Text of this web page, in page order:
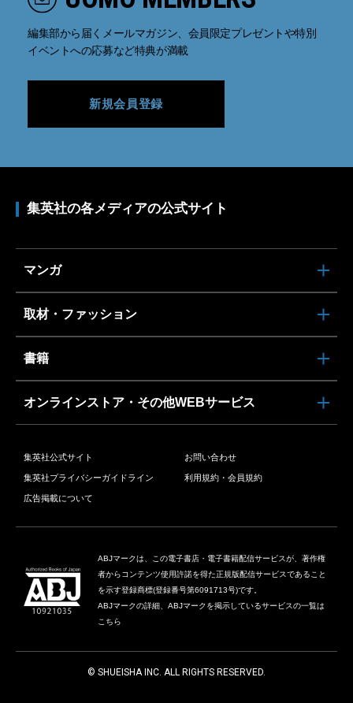
編集部から届くメールマガジン、会員限定プレゼントや特別
イベントへの応募など特典が満載
新規会員登録
集英社の各メディアの公式サイト
マンガ
取材・ファッション
書籍
オンラインストア・その他WEBサービス
集英社公式サイト お問い合わせ
集英社プライバシーガイドライン 利用規約・会員規約
広告掲載について
ABJマークは、この電子書店・電子書籍配信サービスが、著作権
者からコンテンツ使用許諾を得た正規版配信サービスであること
を示す登録商標(登録番号第6091713号)です。
ABJマークの詳細、ABJマークを掲示しているサービスの一覧は
こちら
© SHUEISHA INC. ALL RIGHTS RESERVED.